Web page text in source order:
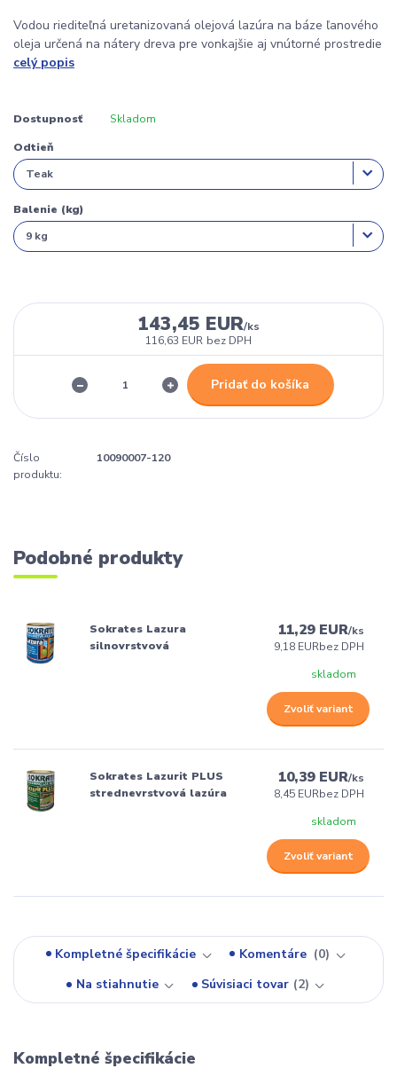
Vodou riediteľná uretanizovaná olejová lazúra na báze ľanového
oleja určená na nátery dreva pre vonkajšie aj vnútorné prostredie
celý popis
Dostupnosť Skladom
Odtieň
Balenie (kg)
143,45 EUR/ks
116,63 EUR bez DPH
Pridať do košíka
Číslo
produktu:
10090007-120
Podobné produkty
Sokrates Lazura
silnovrstvová
11,29 EUR/ks
9,18 EURbez DPH
skladom
Zvoliť variant
Sokrates Lazurit PLUS
strednevrstvová lazúra
10,39 EUR/ks
8,45 EURbez DPH
skladom
Zvoliť variant
Kompletné špecifikácie Komentáre
0
Na stiahnutie
Súvisiaci tovar 2
Kompletné špecifikácie